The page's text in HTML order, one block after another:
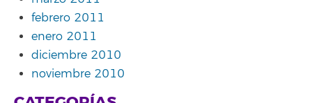
febrero 2011
enero 2011
diciembre 2010
noviembre 2010